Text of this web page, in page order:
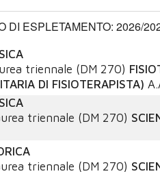
DI ESPLETAMENTO: 2026/
triennale (DM 270)
DI FISIOTERAPISTA)
triennale (DM 270)
triennale (DM 270)